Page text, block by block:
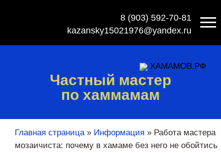
8 (903) 592-70-81
kazansky15021976@yandex.ru
ХАМАМОВ.РФ
Частный мастер
по хаммамам
Главная страница» Информация » Работа мастера
мозаичиста: почему в хамаме без него не обойтись